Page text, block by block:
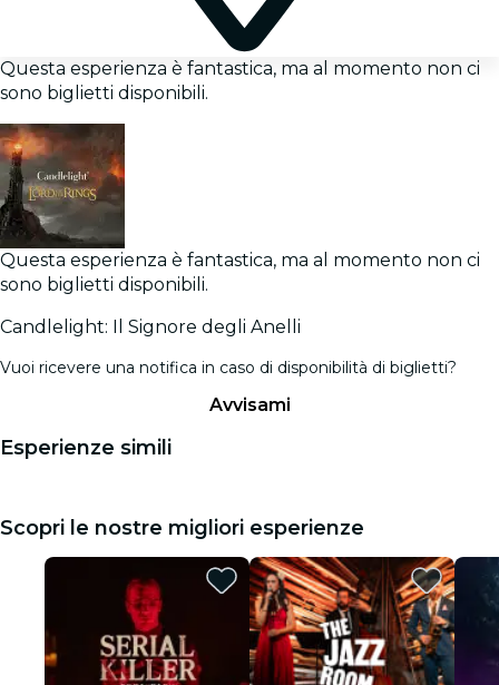
Questa esperienza è fantastica, ma al momento non ci
sono biglietti disponibili.
Questa esperienza è fantastica, ma al momento non ci
sono biglietti disponibili.
Candlelight: Il Signore degli Anelli
Vuoi ricevere una notifica in caso di disponibilità di biglietti?
Avvisami
Esperienze simili
Scopri le nostre migliori esperienze